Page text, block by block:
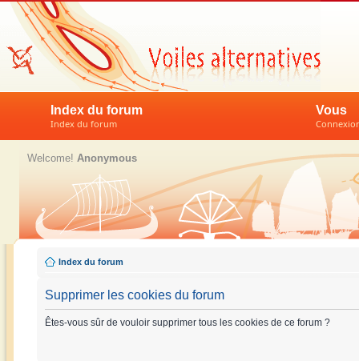
Index du forum
Index du forum
Vous
Welcome! Anonymous
Index du forum
Supprimer les cookies du forum
Êtes-vous sûr de vouloir supprimer tous les cookies de ce forum ?